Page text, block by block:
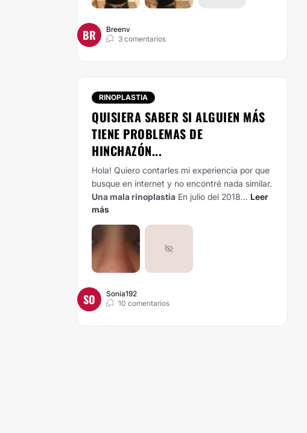
BR
Breenv
3 comentarios
RINOPLASTIA
QUISIERA SABER SI ALGUIEN MÁS
TIENE PROBLEMAS DE
HINCHAZÓN...
Hola! Quiero contarles mi experiencia por que
busque en internet y no encontré nada similar.
Una mala rinoplastia En julio del 2018... Leer
más
SO
Sonia192
10 comentarios